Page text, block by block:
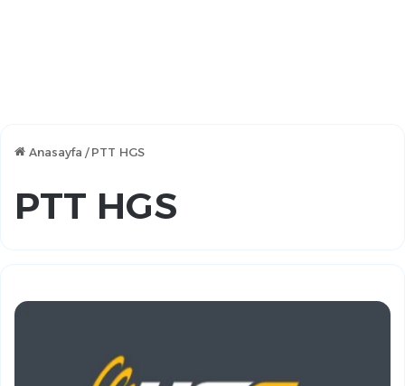
Anasayfa / PTT HGS
PTT HGS